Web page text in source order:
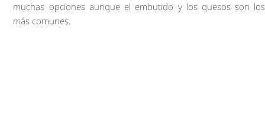
muchas opciones aunque el embutido y los quesos son los
más comunes.